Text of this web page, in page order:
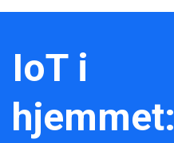
IoT i
hjemmet: